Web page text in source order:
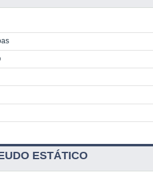
ESTÁTICO